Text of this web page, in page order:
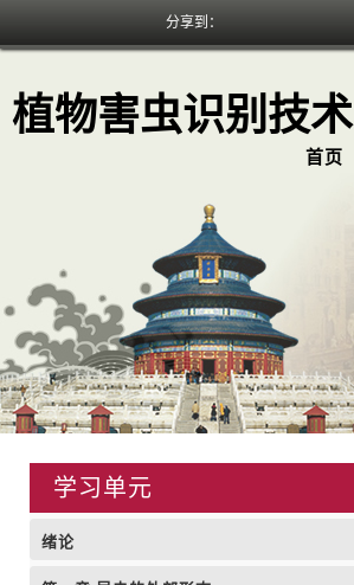
分享到：
植物害虫识别技术
首页
学习单元
绪论